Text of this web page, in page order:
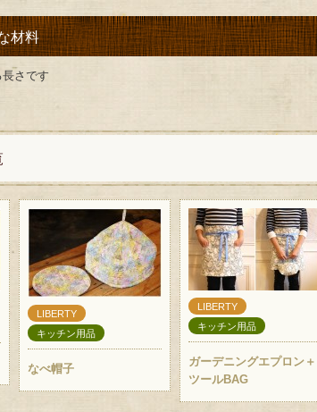
材料
さです
LIBERTY
キッチン用品
なべ帽子
LIBERTY
キッチン用品
ガーデニングエプロン＋
ツールBAG